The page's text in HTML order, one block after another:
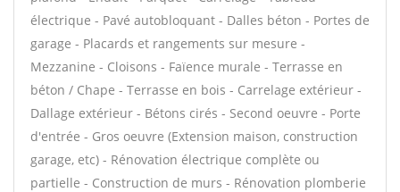
électrique - Pavé autobloquant - Dalles béton - Portes de
garage - Placards et rangements sur mesure -
Mezzanine - Cloisons - Faïence murale - Terrasse en
béton / Chape - Terrasse en bois - Carrelage extérieur -
Dallage extérieur - Bétons cirés - Second oeuvre - Porte
d'entrée - Gros oeuvre (Extension maison, construction
garage, etc) - Rénovation électrique complète ou
partielle - Construction de murs - Rénovation plomberie